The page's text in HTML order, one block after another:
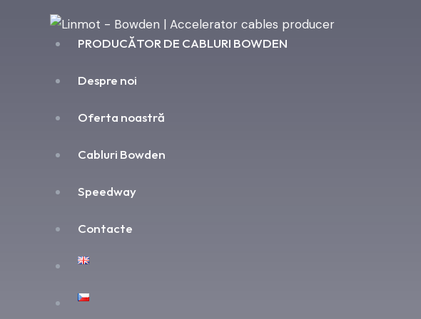
PRODUCĂTOR DE CABLURI BOWDEN
Despre noi
Oferta noastră
Cabluri Bowden
Speedway
Contacte